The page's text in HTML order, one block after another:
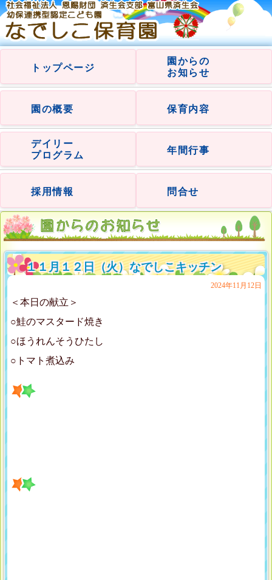
トップページ
園からの
お知らせ
園の概要 保育内容
デイリー
プログラム
年間行事
採用情報 問合せ
１１月１２日（火）なでしこキッチン
2024年11月12日
＜本日の献立＞
○鮭のマスタード焼き
○ほうれんそうひたし
○トマト煮込み